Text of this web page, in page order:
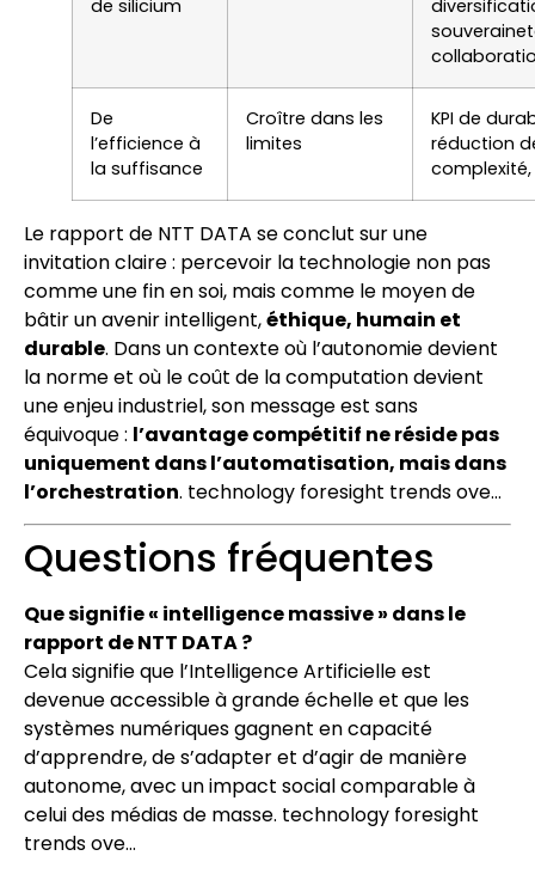
de silicium
De
l’efficience à
la suffisance
Croître dans les
limites
KPI de
réduction
complexité,
Le rapport de NTT DATA se conclut sur une
invitation claire : percevoir la technologie non pas
comme une fin en soi, mais comme le moyen de
bâtir un avenir intelligent,éthique, humain et
durable. Dans un contexte où l’autonomie devient
la norme et où le coût de la computation devient
une enjeu industriel, son message est sans
équivoque : l’avantage compétitif ne réside pas
uniquement dans l’automatisation, mais dans
l’orchestration. technology foresight trends ove…
Questions fréquentes
Que signifie « intelligence massive » dans le
rapport de NTT DATA ?
Cela signifie que l’Intelligence Artificielle est
devenue accessible à grande échelle et que les
systèmes numériques gagnent en capacité
d’apprendre, de s’adapter et d’agir de manière
autonome, avec un impact social comparable à
celui des médias de masse. technology foresight
trends ove…